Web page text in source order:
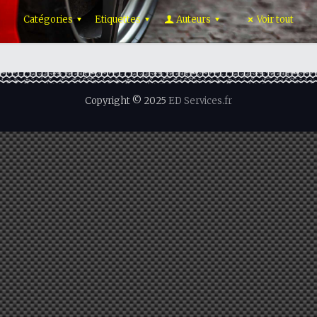
Catégories Etiquettes Auteurs Voir tout
Copyright © 2025 ED Services.fr